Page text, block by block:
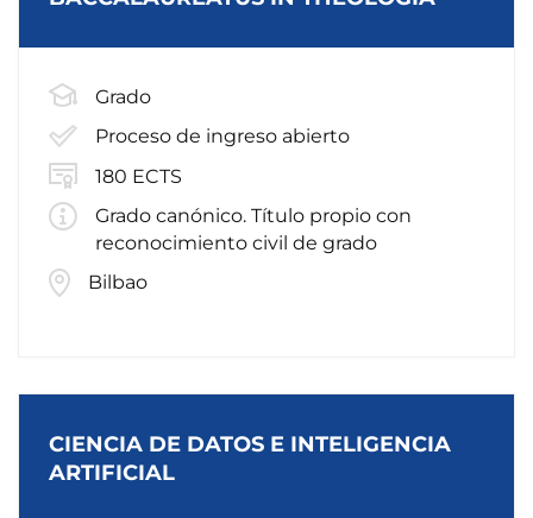
Grado
Proceso de ingreso abierto
180 ECTS
Grado canónico. Título propio con
reconocimiento civil de grado
Bilbao
CIENCIA DE DATOS E INTELIGENCIA
ARTIFICIAL